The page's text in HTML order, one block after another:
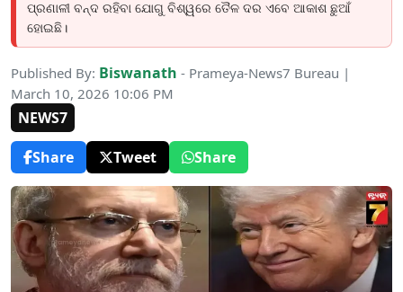
ପ୍ରଣାଳୀ ବନ୍ଦ ରହିବା ଯୋଗୁ ବିଶ୍ୱରେ ତୈଳ ଦର ଏବେ ଆକାଶ ଛୁଆଁ
ହୋଇଛି।
Published By: Biswanath - Prameya-News7 Bureau |
March 10, 2026 10:06 PM
NEWS7
Share
Tweet Share